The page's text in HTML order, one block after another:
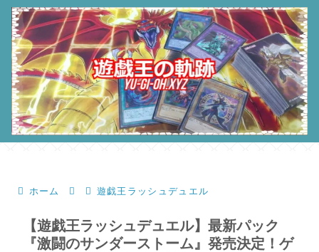
ホーム 遊戯王ラッシュデュエル
【遊戯王ラッシュデュエル】最新パック
『激闘のサンダーストーム』発売決定！ゲ